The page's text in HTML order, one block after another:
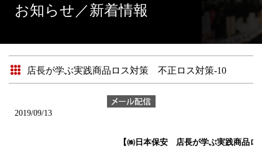
お知らせ／新着情報
店長が学ぶ実践商品ロス対策 不正ロス対策-10
2019/09/13
【㈱日本保安 店長が学ぶ実践商品ロ